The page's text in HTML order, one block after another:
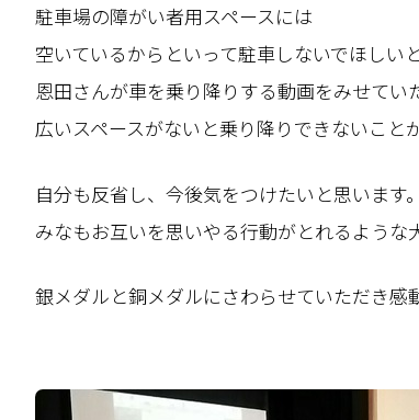
駐車場の障がい者用スペースには
空いているからといって駐車しないでほしい
恩田さんが車を乗り降りする動画をみせてい
広いスペースがないと乗り降りできないこと
自分も反省し、今後気をつけたいと思います。
みなもお互いを思いやる行動がとれるような
銀メダルと銅メダルにさわらせていただき感